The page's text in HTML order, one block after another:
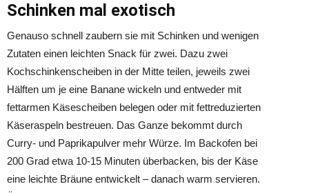
Schinken mal exotisch
Genauso schnell zaubern sie mit Schinken und wenigen
Zutaten einen leichten Snack für zwei. Dazu zwei
Kochschinkenscheiben in der Mitte teilen, jeweils zwei
Hälften um je eine Banane wickeln und entweder mit
fettarmen Käsescheiben belegen oder mit fettreduzierten
Käseraspeln bestreuen. Das Ganze bekommt durch
Curry- und Paprikapulver mehr Würze. Im Backofen bei
200 Grad etwa 10-15 Minuten überbacken, bis der Käse
eine leichte Bräune entwickelt – danach warm servieren.